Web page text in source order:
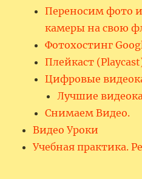
Переносим фото
камеры на свою
Фотохостинг
Плейкаст
Цифровые
Лучшие
Снимаем Видео.
Видео Уроки
Учебная практика.